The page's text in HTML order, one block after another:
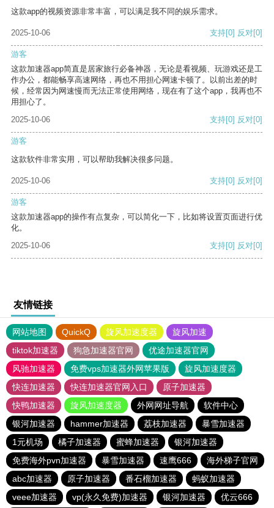
这款app的视频资源非常丰富，可以满足我不同的娱乐需求。
2025-10-06 支持[0] 反对[0]
游客
这款加速器app简直是居家旅行必备神器，无论是看视频、玩游戏还是工
作办公，都能畅享高速网络，再也不用担心网速卡顿了。以前出差的时
候，经常因为网速慢而无法正常使用网络，现在有了这个app，我再也不
用担心了。
2025-10-06
支持[0] 反对[0]
游客
这款软件非常实用，可以帮助我解决很多问题。
2025-10-06 支持[0] 反对[0]
游客
这款加速器app的操作有点复杂，可以简化一下，比如将设置页面进行优
化。
2025-10-06
支持[0] 反对[0]
友情链接
网站地图 QuickQ 旋风加速度器
旋风加速
tiktok加速器
狗急加速器官网
优途加速器官网
风驰加速器
免费vps加速器外网苹果版
旋风加速度器
快连加速器
快连加速器官网入口
原子加速器
快鸭加速器
旋风加速度器 外网网址导航
软件中心
银河加速器
hammer加速器 荔枝加速器
暴雪加速器
1元机场
橘子加速器 蜜蜂加速器
银河加速器
免费海外pvn加速器
暴雪加速器 速鹰666
海外梯子官网
abc加速器
原子加速器 番石榴加速器
蚂蚁加速器
veee加速器
vp(永久免费)加速器 银河加速器 优云666